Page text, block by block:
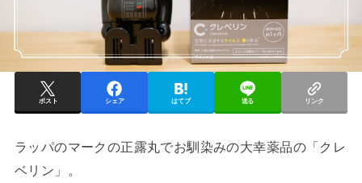
ポスト シェア はてブ 送る リンク
ラッパのマークの正露丸でお馴染みの大幸薬品の「クレ
ベリン」。